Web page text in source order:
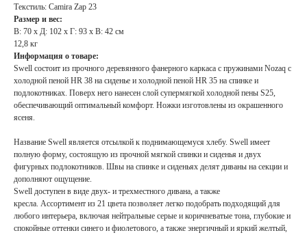
Текстиль: Camira Zap 23
Размер и вес:
В: 70 x Д: 102 x Г: 93 x В: 42 см
12,8 кг
Информация о товаре:
Swell состоит из прочного деревянного фанерного каркаса с пружинами Nozaq с
холодной пеной HR 38 на сиденье и холодной пеной HR 35 на спинке и
подлокотниках. Поверх него нанесен слой супермягкой холодной пены S25,
обеспечивающий оптимальный комфорт. Ножки изготовлены из окрашенного
ясеня.
Название Swell является отсылкой к поднимающемуся хлебу. Swell имеет
полную форму, состоящую из прочной мягкой спинки и сиденья и двух
фигурных подлокотников. Швы на спинке и сиденьях делят диваны на секции и
дополняют ощущение.
Swell доступен в виде двух- и трехместного дивана, а также
кресла. Ассортимент из 21 цвета позволяет легко подобрать подходящий для
любого интерьера, включая нейтральные серые и коричневатые тона, глубокие и
спокойные оттенки синего и фиолетового, а также энергичный и яркий желтый,